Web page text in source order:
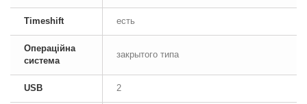
Timeshift есть
Операційна
система
закрытого типа
USB 2